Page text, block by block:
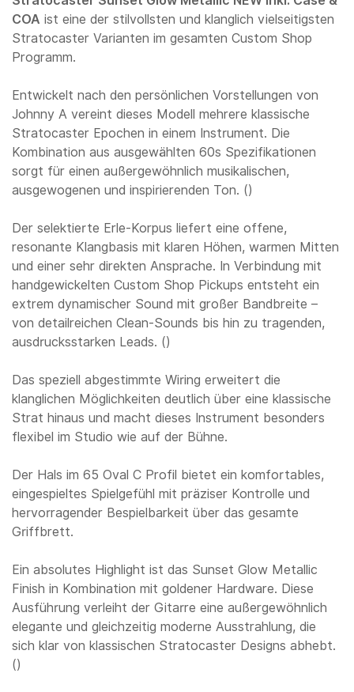
COA ist eine der stilvollsten und klanglich vielseitigsten
Stratocaster Varianten im gesamten Custom Shop
Programm.
Entwickelt nach den persönlichen Vorstellungen von
Johnny A vereint dieses Modell mehrere klassische
Stratocaster Epochen in einem Instrument. Die
Kombination aus ausgewählten 60s Spezifikationen
sorgt für einen außergewöhnlich musikalischen,
ausgewogenen und inspirierenden Ton. ()
Der selektierte Erle-Korpus liefert eine offene,
resonante Klangbasis mit klaren Höhen, warmen Mitten
und einer sehr direkten Ansprache. In Verbindung mit
handgewickelten Custom Shop Pickups entsteht ein
extrem dynamischer Sound mit großer Bandbreite –
von detailreichen Clean-Sounds bis hin zu tragenden,
ausdrucksstarken Leads. ()
Das speziell abgestimmte Wiring erweitert die
klanglichen Möglichkeiten deutlich über eine klassische
Strat hinaus und macht dieses Instrument besonders
flexibel im Studio wie auf der Bühne.
Der Hals im 65 Oval C Profil bietet ein komfortables,
eingespieltes Spielgefühl mit präziser Kontrolle und
hervorragender Bespielbarkeit über das gesamte
Griffbrett.
Ein absolutes Highlight ist das Sunset Glow Metallic
Finish in Kombination mit goldener Hardware. Diese
Ausführung verleiht der Gitarre eine außergewöhnlich
elegante und gleichzeitig moderne Ausstrahlung, die
sich klar von klassischen Stratocaster Designs abhebt.
()